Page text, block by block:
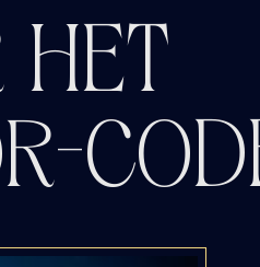
HET